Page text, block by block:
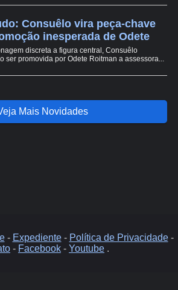
Consuêlo vira peça-chave
inesperada de Odete
discreta a figura central, Consuêlo
ser promovida por Odete Roitman a assessora...
Mais Novidades
- Expediente- Política de Privacidade-
- Facebook - Youtube .